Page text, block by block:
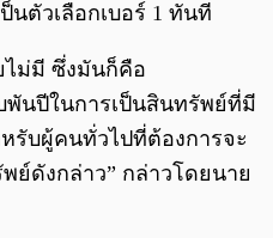
นตัวเลือกเบอร์ 1 ทันที
ไม่มี ซึ่งมันก็คือ
นปีในการเป็นสินทรัพย์ที่มี
รับผู้คนทั่วไปที่ต้องการจะ
ย์ดังกล่าว” กล่าวโดยนาย